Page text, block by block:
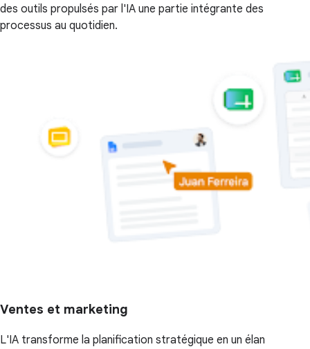
des outils propulsés par l'IA une partie intégrante des
processus au quotidien.
Ventes et marketing
L'IA transforme la planification stratégique en un élan